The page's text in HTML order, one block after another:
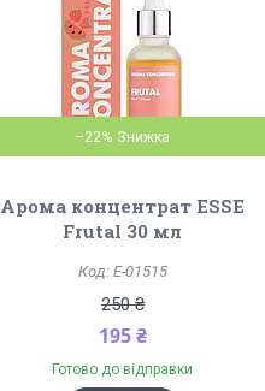
–22%
Арома концентрат ESSE
Frutal 30 мл
Е-01515
250 ₴
195 ₴
Готово до відправки